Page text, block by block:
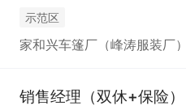
示范区
家和兴车篷厂（峰涛服装厂）
销售经理（双休+保险）